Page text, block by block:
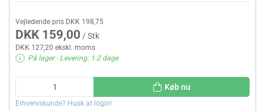
Vejledende pris DKK 198,75
DKK 159,00 / Stk
DKK 127,20 ekskl. moms
På lager- Levering: 1-2 dage
Køb nu
Erhvervskunde? Husk at login!